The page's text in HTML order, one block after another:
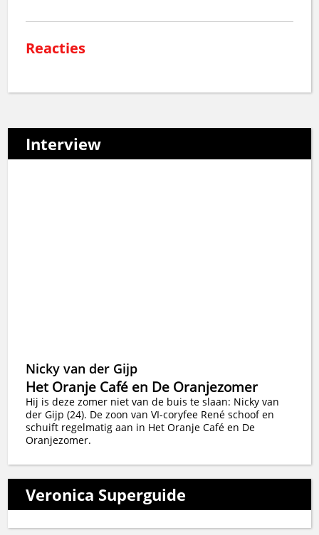
Reacties
Interview
Nicky van der Gijp
Het Oranje Café en De Oranjezomer
Hij is deze zomer niet van de buis te slaan: Nicky van
der Gijp (24). De zoon van VI-coryfee René schoof en
schuift regelmatig aan in Het Oranje Café en De
Oranjezomer.
Veronica Superguide